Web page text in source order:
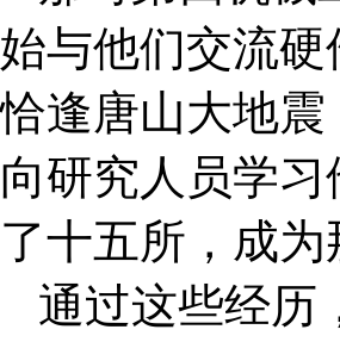
始与他们交流
恰逢唐山大地
向研究人员学
了十五所，成
通过这些经历